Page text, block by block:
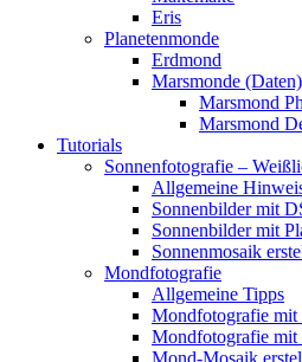
Eris
Planetenmonde
Erdmond
Marsmonde (Daten)
Marsmond
Marsmond
Tutorials
Sonnenfotografie –
Allgemeine
Sonnenbilder mit
Sonnenbilder mit
Sonnenmosaik
Mondfotografie
Allgemeine Tipps
Mondfotografie mit
Mondfotografie mit
Mond-Mosaik